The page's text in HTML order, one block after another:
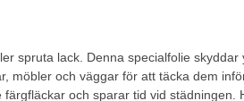
spruta lack. Denna specialfolie skyddar
möbler och väggar för att täcka dem
och sparar tid vid städningen.